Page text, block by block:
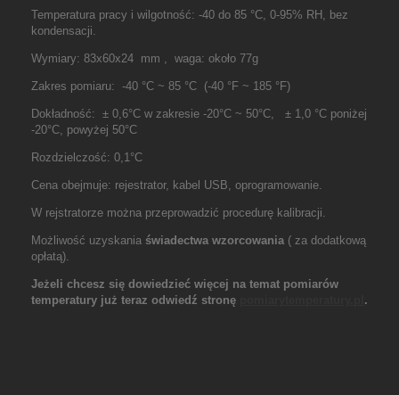
Temperatura pracy i wilgotność: -40 do 85 °C, 0-95% RH, bez
kondensacji.
Wymiary: 83x60x24 mm , waga: około 77g
Zakres pomiaru: -40 °C ~ 85 °C (-40 °F ~ 185 °F)
Dokładność: ± 0,6°C w zakresie -20°C ~ 50°C, ± 1,0 °C poniżej
-20°C, powyżej 50°C
Rozdzielczość: 0,1°C
Cena obejmuje: rejestrator, kabel USB, oprogramowanie.
W rejstratorze można przeprowadzić procedurę kalibracji.
Możliwość uzyskania świadectwa wzorcowania ( za dodatkową
opłatą).
Jeżeli chcesz się dowiedzieć więcej na temat pomiarów
temperatury już teraz odwiedź stronę
.